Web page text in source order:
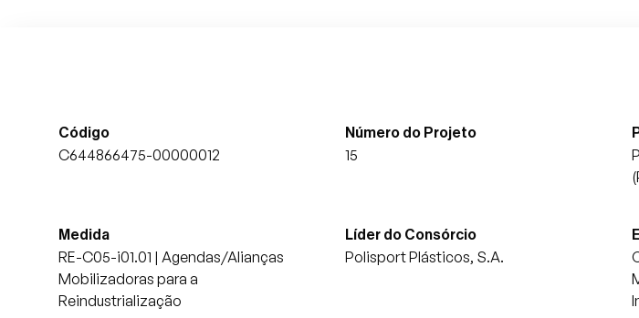
Código
C644866475-00000012
Número do Projeto
15
Medida
RE-C05-i01.01 | Agendas/Alianças
Mobilizadoras para a
Reindustrialização
Líder do Consórcio
Polisport Plásticos, S.A.